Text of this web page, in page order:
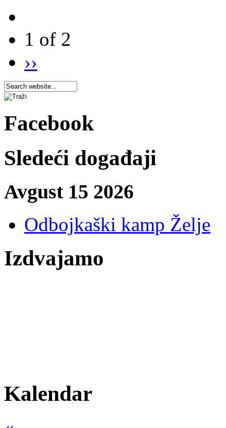
1 of 2
››
Facebook
Sledeći događaji
Avgust 15 2026
Odbojkaški kamp Želje
Izdvajamo
Kalendar